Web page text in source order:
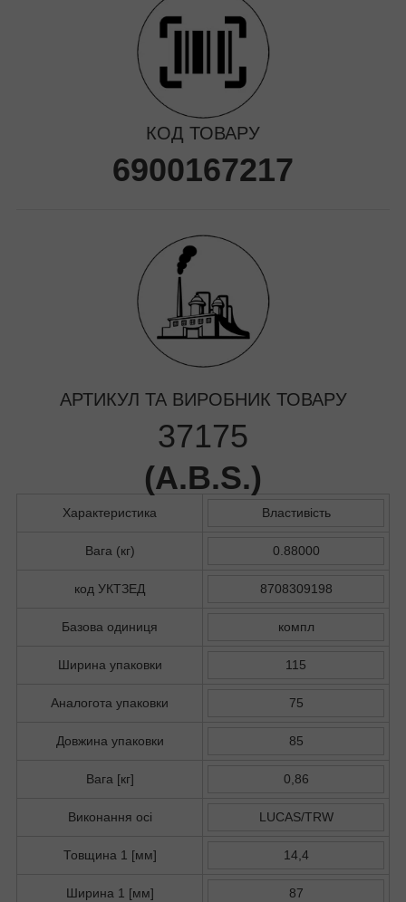
КОД ТОВАРУ
6900167217
АРТИКУЛ ТА ВИРОБНИК ТОВАРУ
37175
(A.B.S.)
Характеристика Властивість
Вага (кг) 0.88000
код УКТЗЕД 8708309198
Базова одиниця компл
Ширина упаковки 115
Аналогота упаковки 75
Довжина упаковки 85
Вага [кг] 0,86
Виконання осі LUCAS/TRW
Товщина 1 [мм] 14,4
Ширина 1 [мм] 87